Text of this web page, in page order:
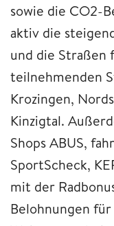
sowie die CO2-
aktiv die
und die Straßen
teilnehmenden
Krozingen,
Kinzigtal.
Shops ABUS,
SportScheck,
mit der
Belohnungen